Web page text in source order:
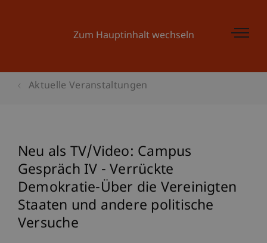
Zum Hauptinhalt wechseln
Aktuelle Veranstaltungen
Neu als TV/Video: Campus
Gespräch IV - Verrückte
Demokratie-Über die Vereinigten
Staaten und andere politische
Versuche